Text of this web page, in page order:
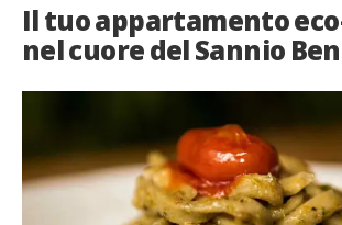
Il tuo appartamento
nel cuore del Sannio